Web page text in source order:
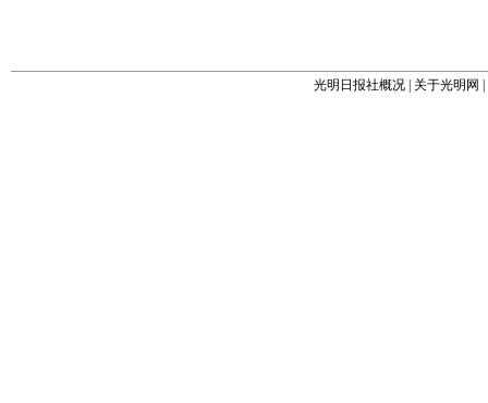
光明日报社概况 关于光明网